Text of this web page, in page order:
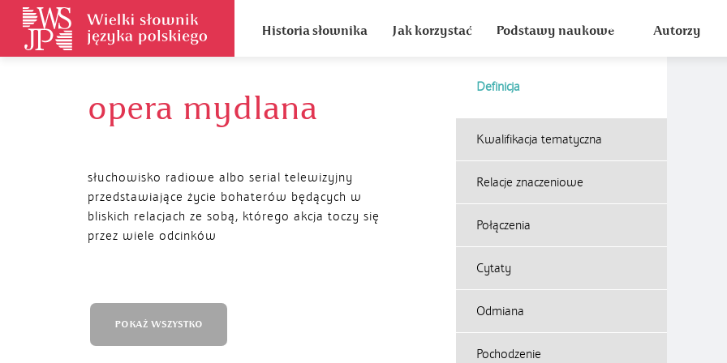
Historia słownika Jak korzystać Podstawy naukowe Autorzy
opera mydlana
Definicja
słuchowisko radiowe albo serial telewizyjny
przedstawiające życie bohaterów będących w
bliskich relacjach ze sobą, którego akcja toczy się
przez wiele odcinków
Kwalifikacja tematyczna
Relacje znaczeniowe
Połączenia
Cytaty
Odmiana
Pochodzenie
POKAŻ WSZYSTKO